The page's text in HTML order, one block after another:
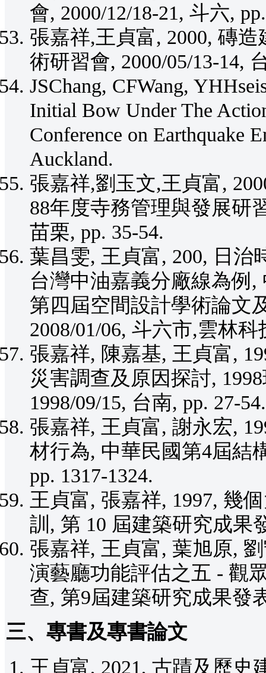
會, 2000/12/18-21, 斗六,
張嘉祥,王貞富, 2000, 磚
術研習會, 2000/05/13-14,
JSChang, CFWang,
Initial Bow Under The
Conference on Earthquake
Auckland.
張嘉祥,劉玉文,王貞富,
88年度寺務管理與發展研
苗栗, pp. 35-54.
葉昌雯, 王貞富, 200, 日
台灣中油嘉義分廠線為例
第四屆空間設計學術論文
2008/01/06, 斗六市,雲林科
張嘉祥, 陳嘉基, 王貞富,
災害調查及原因探討,
1998/09/15, 台南, pp. 27-54.
張嘉祥, 王貞富, 謝永宏,
材行為, 中華民國第4屆結
pp. 1317-1324.
王貞富, 張嘉祥, 1997, 幾
訓, 第 10 屆建築研究成果
張嘉祥, 王貞富, 葉旭原,
演藝廳功能評估之五 - 觀
查, 第9屆建築研究成果發
三、專書及專書論文
王貞富, 2021, 古蹟及歷